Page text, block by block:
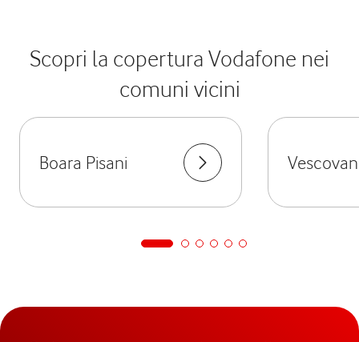
Scopri la copertura Vodafone nei
comuni vicini
Boara Pisani